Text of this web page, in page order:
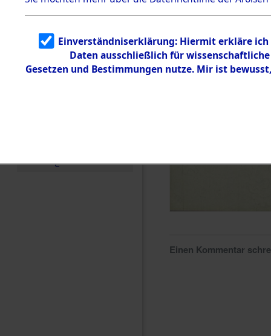
5.3.2
Identifizierun
g
5.3.3
Todesmärsch
e
Einen Kommentar
Einverständniserklärung: Hiermit erkläre
Daten ausschließlich für
Gesetzen und Bestimmungen nutze. Mir ist